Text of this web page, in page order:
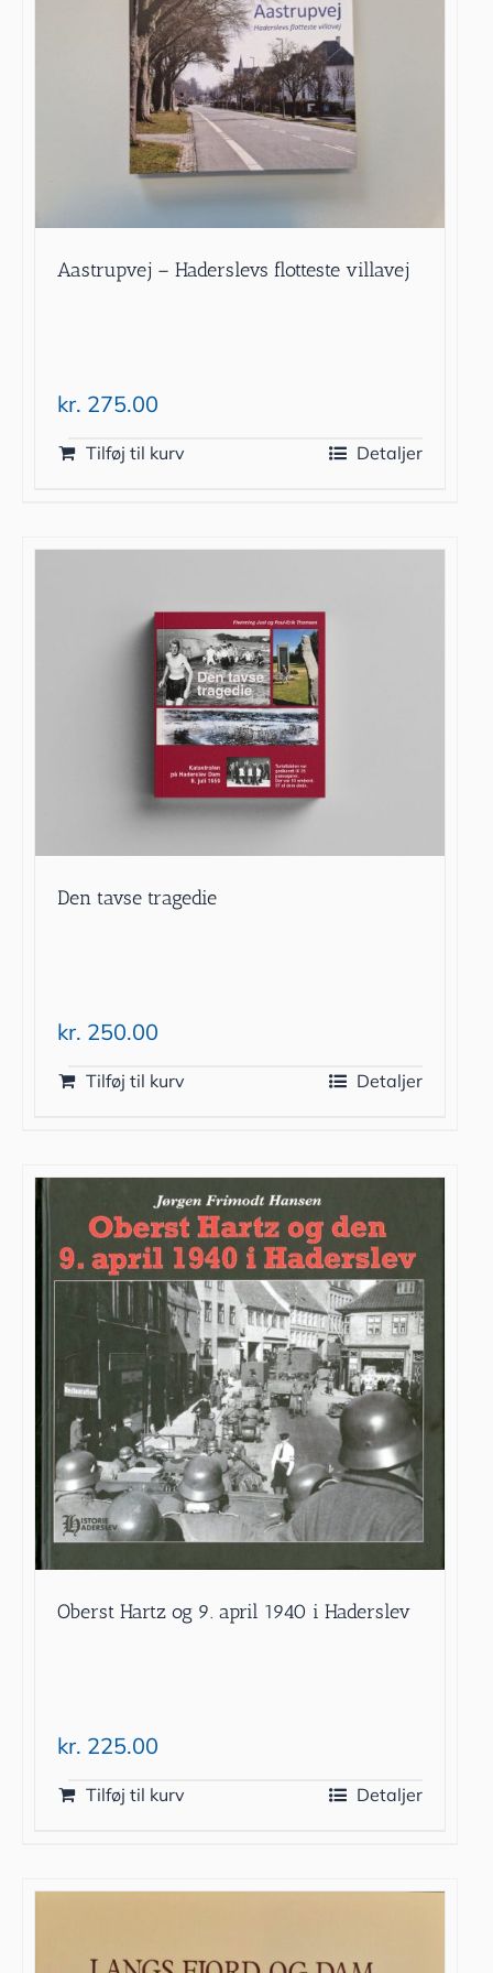
Aastrupvej – Haderslevs flotteste villavej
kr. 275.00
Tilføj til kurv Detaljer
Den tavse tragedie
kr. 250.00
Tilføj til kurv Detaljer
Oberst Hartz og 9. april 1940 i Haderslev
kr. 225.00
Tilføj til kurv Detaljer